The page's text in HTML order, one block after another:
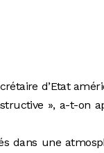
d’Etat
», a-t-on
dans une